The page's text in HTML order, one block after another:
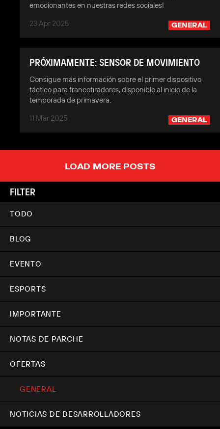
emocionantes en nuestras redes sociales!
23 Apr 2025
GENERAL
PRÓXIMAMENTE: SENSOR DE MOVIMIENTO
Consigue más información sobre el primer dispositivo
táctico para francotiradores, disponible al inicio de la
temporada de primavera.
11 Mar 2025
GENERAL
LOAD MORE POSTS
FILTER
TODO
BLOG
EVENTO
ESPORTS
IMPORTANTE
NOTAS DE PARCHE
OFERTAS
GENERAL
NOTICIAS DE DESARROLLADORES